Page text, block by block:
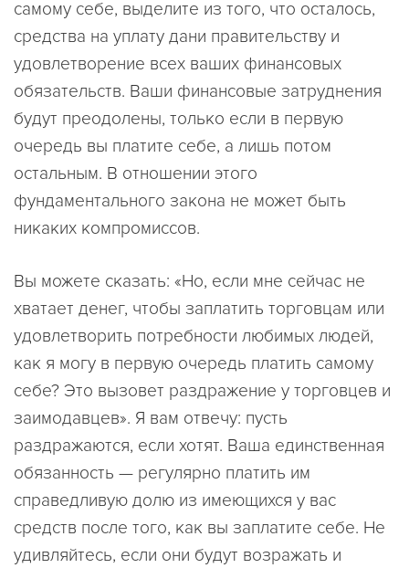
самому себе, выделите из того, что осталось,
средства на уплату дани правительству и
удовлетворение всех ваших финансовых
обязательств. Ваши финансовые затруднения
будут преодолены, только если в первую
очередь вы платите себе, а лишь потом
остальным. В отношении этого
фундаментального закона не может быть
никаких компромиссов.
Вы можете сказать: «Но, если мне сейчас не
хватает денег, чтобы заплатить торговцам или
удовлетворить потребности любимых людей,
как я могу в первую очередь платить самому
себе? Это вызовет раздражение у торговцев и
заимодавцев». Я вам отвечу: пусть
раздражаются, если хотят. Ваша единственная
обязанность — регулярно платить им
справедливую долю из имеющихся у вас
средств после того, как вы заплатите себе. Не
удивляйтесь, если они будут возражать и